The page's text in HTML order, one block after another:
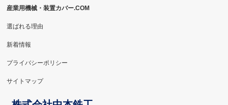
産業用機械・装置カバー.COM
選ばれる理由
新着情報
プライバシーポリシー
サイトマップ